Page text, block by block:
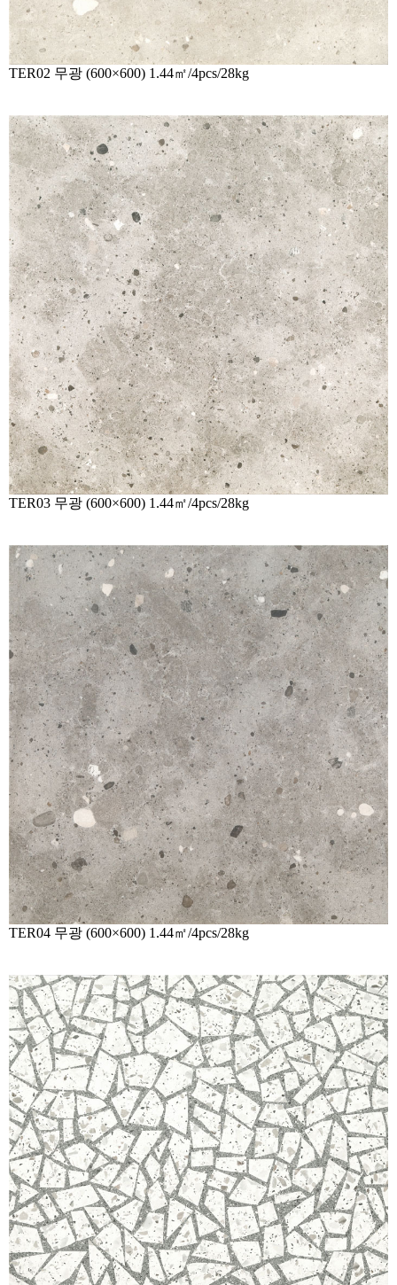
TER02 무광 (600×600) 1.44㎡/4pcs/28kg
TER03 무광 (600×600) 1.44㎡/4pcs/28kg
TER04 무광 (600×600) 1.44㎡/4pcs/28kg